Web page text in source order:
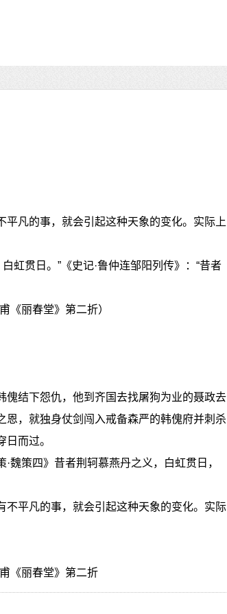
平凡的事，就会引起这种天象的变化。实际上
虹贯日。”《史记·鲁仲连邹阳列传》：“昔者
《丽春堂》第二折）
傀结下怨仇，他到齐国去找屠狗为业的聂政去
，就独身仗剑闯入戒备森严的韩傀府并刺杀
而过。
魏策四》昔者荆轲慕燕丹之义，白虹贯日，
不平凡的事，就会引起这种天象的变化。实际
《丽春堂》第二折